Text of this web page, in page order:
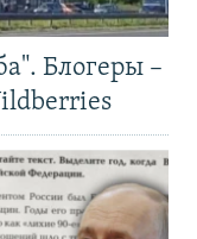
Блогеры –